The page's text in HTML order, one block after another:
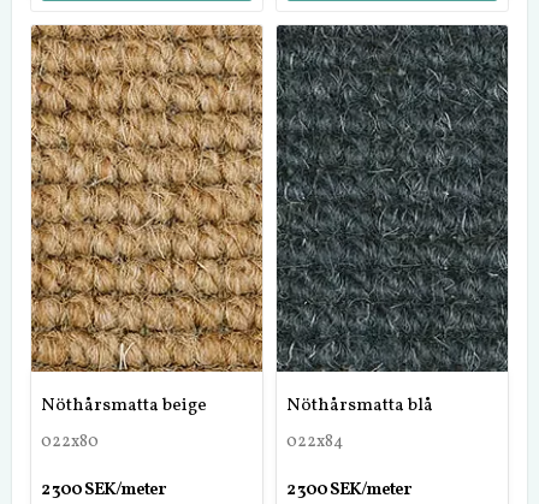
Nöthårsmatta beige
022x80
2 300 SEK/meter
Nöthårsmatta blå
022x84
2 300 SEK/meter